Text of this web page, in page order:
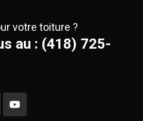
votre toiture ?
au : (418) 725-